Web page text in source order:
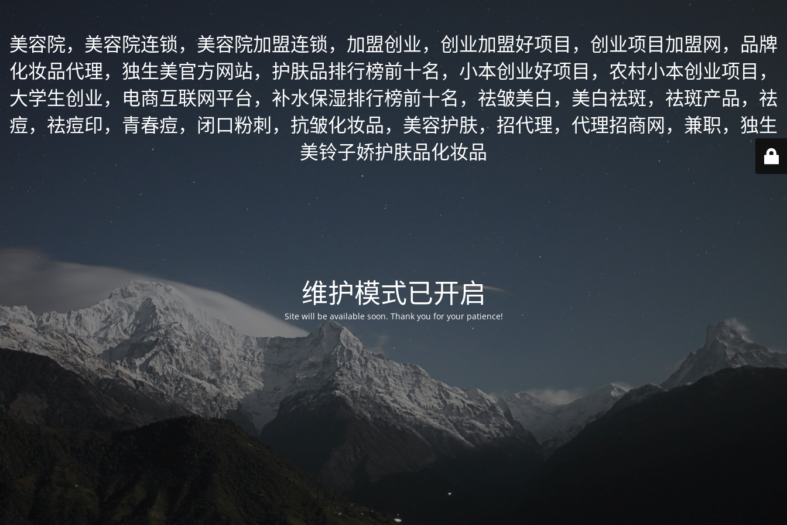
美容院，美容院连锁，美容院加盟连锁，加盟创业，创业加盟好项目，创业项目加盟网，品牌
化妆品代理，独生美官方网站，护肤品排行榜前十名，小本创业好项目，农村小本创业项目，
大学生创业，电商互联网平台，补水保湿排行榜前十名，祛皱美白，美白祛斑，祛斑产品，祛
痘，祛痘印，青春痘，闭口粉刺，抗皱化妆品，美容护肤，招代理，代理招商网，兼职，独生
美铃子娇护肤品化妆品
维护模式已开启
Site will be available soon. Thank you for your patience!